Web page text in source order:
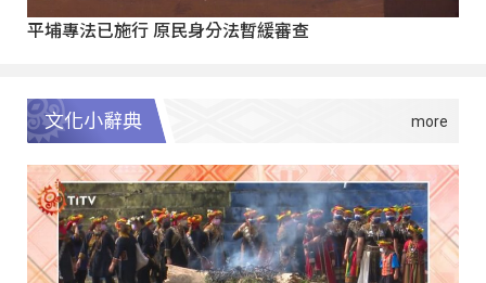
平埔專法已施行 原民身分法暫緩審查
文化小辭典